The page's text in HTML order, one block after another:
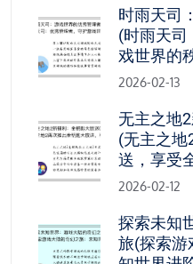
时雨天司
(时雨天司
戏世界的
2026-02-13
无主之地
(无主之地
送，享受
2026-02-12
探索未知
旅(探索游